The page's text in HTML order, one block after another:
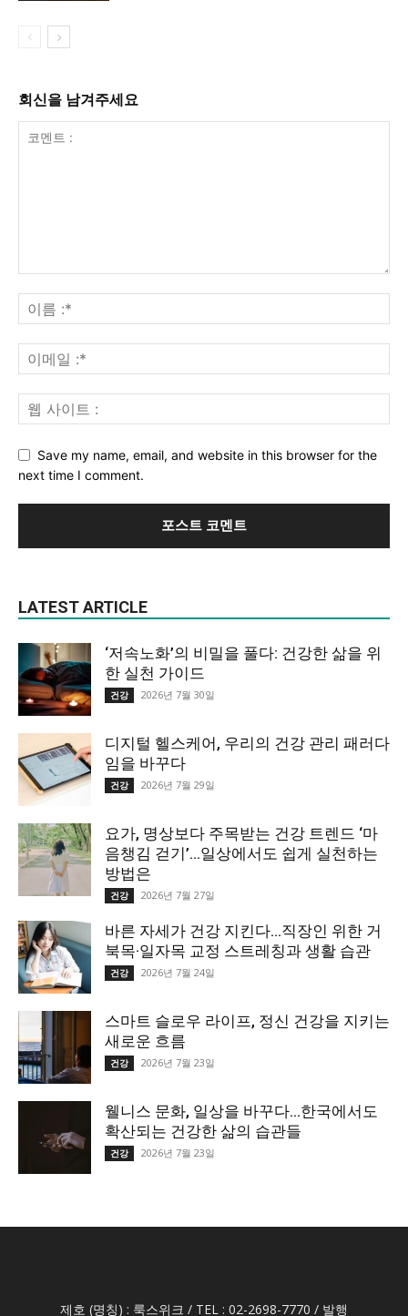
회신을 남겨주세요
Save my name, email, and website in this browser for the
next time I comment.
LATEST ARTICLE
‘저속노화’의 비밀을 풀다: 건강한 삶을 위
한 실천 가이드
건강 2026년 7월 30일
디지털 헬스케어, 우리의 건강 관리 패러다
임을 바꾸다
건강 2026년 7월 29일
요가, 명상보다 주목받는 건강 트렌드 ‘마
음챙김 걷기’…일상에서도 쉽게 실천하는
방법은
건강 2026년 7월 27일
바른 자세가 건강 지킨다…직장인 위한 거
북목·일자목 교정 스트레칭과 생활 습관
건강 2026년 7월 24일
스마트 슬로우 라이프, 정신 건강을 지키는
새로운 흐름
건강 2026년 7월 23일
웰니스 문화, 일상을 바꾸다…한국에서도
확산되는 건강한 삶의 습관들
건강 2026년 7월 23일
제호 (명칭) : 룩스위크 / TEL : 02-2698-7770 / 발행